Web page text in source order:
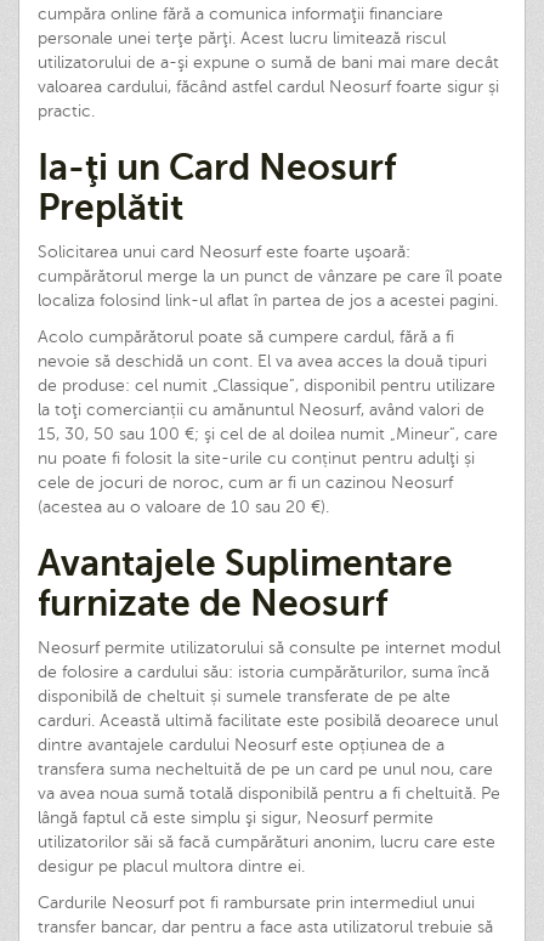
cumpăra online fără a comunica informaţii financiare
personale unei terţe părţi. Acest lucru limitează riscul
utilizatorului de a-şi expune o sumă de bani mai mare decât
valoarea cardului, făcând astfel cardul Neosurf foarte sigur și
practic.
Ia-ţi un Card Neosurf
Preplătit
Solicitarea unui card Neosurf este foarte uşoară:
cumpărătorul merge la un punct de vânzare pe care îl poate
localiza folosind link-ul aflat în partea de jos a acestei pagini.
Acolo cumpărătorul poate să cumpere cardul, fără a fi
nevoie să deschidă un cont. El va avea acces la două tipuri
de produse: cel numit „Classique”, disponibil pentru utilizare
la toţi comercianții cu amănuntul Neosurf, având valori de
15, 30, 50 sau 100 €; şi cel de al doilea numit „Mineur”, care
nu poate fi folosit la site-urile cu conținut pentru adulţi și
cele de jocuri de noroc, cum ar fi un cazinou Neosurf
(acestea au o valoare de 10 sau 20 €).
Avantajele Suplimentare
furnizate de Neosurf
Neosurf permite utilizatorului să consulte pe internet modul
de folosire a cardului său: istoria cumpărăturilor, suma încă
disponibilă de cheltuit și sumele transferate de pe alte
carduri. Această ultimă facilitate este posibilă deoarece unul
dintre avantajele cardului Neosurf este opțiunea de a
transfera suma necheltuită de pe un card pe unul nou, care
va avea noua sumă totală disponibilă pentru a fi cheltuită. Pe
lângă faptul că este simplu şi sigur, Neosurf permite
utilizatorilor săi să facă cumpărături anonim, lucru care este
desigur pe placul multora dintre ei.
Cardurile Neosurf pot fi rambursate prin intermediul unui
transfer bancar, dar pentru a face asta utilizatorul trebuie să